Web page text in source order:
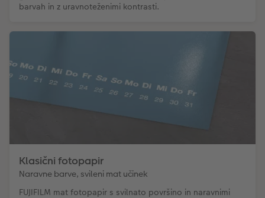
barvah in z uravnoteženimi kontrasti.
Klasični fotopapir
Naravne barve, svileni mat učinek
FUJIFILM mat fotopapir s svilnato površino in naravnimi